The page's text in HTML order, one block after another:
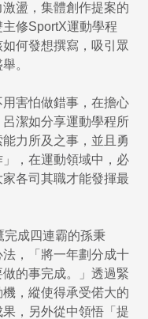
盪，集體創作提案的
修SportX運動學程
何發想撰寫，吸引眾
。
用害怕做錯事，在擔心
潔如分享運動學程所
力所及之事，並且勇
，在運動領域中，必
各司其職才能發揮最
完成四連霸的孫秉
，「將一年劃分成十
的事完成。」透過緊
，縱使得承受偌大的
，另外從中領悟「提